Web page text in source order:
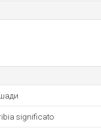
significato